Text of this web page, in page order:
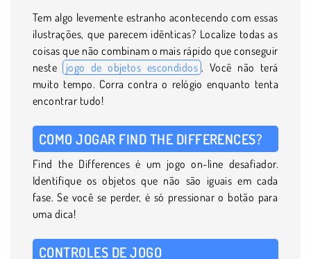
Tem algo levemente estranho acontecendo com essas
ilustrações, que parecem idênticas? Localize todas as
coisas que não combinam o mais rápido que conseguir
neste
jogo de objetos escondidos . Você não terá
muito tempo. Corra contra o relógio enquanto tenta
encontrar tudo!
COMO JOGAR FIND THE DIFFERENCES?
Find the Differences é um jogo on-line desafiador.
Identifique os objetos que não são iguais em cada
fase. Se você se perder, é só pressionar o botão para
uma dica!
CONTROLES DE JOGO